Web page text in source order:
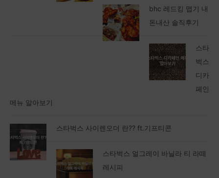
bhc 레드킹 맵기 내
돈내산 솔직후기
스타
벅스
디카
페인
메뉴 알아보기
스타벅스 사이렌오더 란?? ft.기프티콘
스타벅스 얼그레이 바닐라 티 라떼
레시피